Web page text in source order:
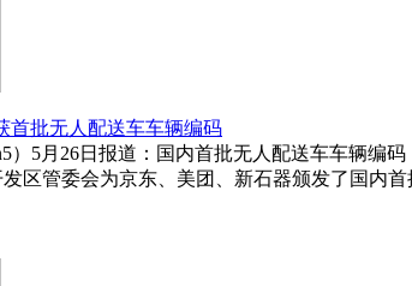
首批无人配送车车辆编码
）5月26日报道：国内首批无人配送车车辆编
区管委会为京东、美团、新石器颁发了国内